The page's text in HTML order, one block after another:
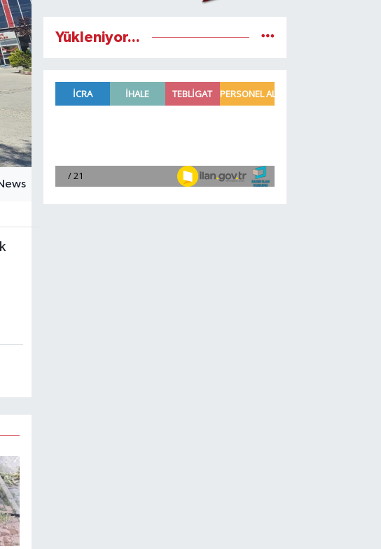
Yükleniyor...